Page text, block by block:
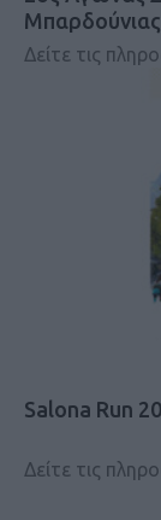
Δείτε τις
Salona Run
Δείτε τις